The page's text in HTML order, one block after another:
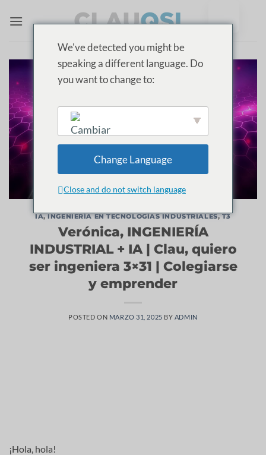
IA,INGENIERÍA EN TECNOLOGÍAS INDUSTRIALES,T3
Verónica, INGENIERÍA
INDUSTRIAL + IA | Clau, quiero
ser ingeniera 3×31 | Colegiarse
y emprender
POSTED ON MARZO 31, 2025 BY ADMIN
¡Hola, hola!
We've detected you might be
speaking a different language. Do
you want to change to:
English
Change Language
Close and do not switch language